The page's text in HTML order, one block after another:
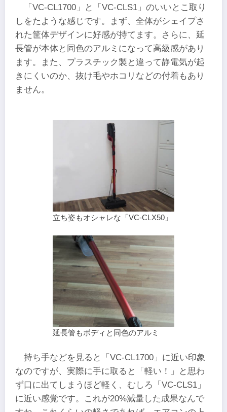
「VC-CL1700」と「VC-CLS1」のいいとこ取り
しをたような感じです。まず、全体がシェイプさ
れた筐体デザインに好感が持てます。さらに、延
長管が本体と同色のアルミになって高級感があり
ます。また、プラスチック製と違って静電気が起
きにくいのか、抜け毛やホコリなどの付着もあり
ません。
立ち姿もオシャレな「VC-CLX50」
延長管もボディと同色のアルミ
持ち手などを見ると「VC-CL1700」に近い印象
なのですが、実際に手に取ると「軽い！」と思わ
ず口に出てしまうほど軽く、むしろ「VC-CLS1」
に近い感覚です。これが20%減量した成果なんで